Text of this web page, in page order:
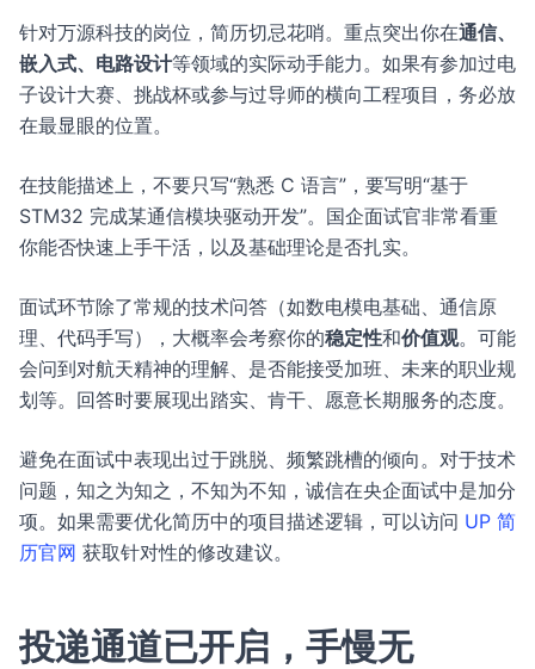
针对万源科技的岗位，简历切忌花哨。重点突出你在通信、
嵌入式、电路设计等领域的实际动手能力。如果有参加过电
子设计大赛、挑战杯或参与过导师的横向工程项目，务必放
在最显眼的位置。
在技能描述上，不要只写“熟悉 C 语言”，要写明“基于
STM32 完成某通信模块驱动开发”。国企面试官非常看重
你能否快速上手干活，以及基础理论是否扎实。
面试环节除了常规的技术问答（如数电模电基础、通信原
理、代码手写），大概率会考察你的稳定性和价值观。可能
会问到对航天精神的理解、是否能接受加班、未来的职业规
划等。回答时要展现出踏实、肯干、愿意长期服务的态度。
避免在面试中表现出过于跳脱、频繁跳槽的倾向。对于技术
问题，知之为知之，不知为不知，诚信在央企面试中是加分
项。如果需要优化简历中的项目描述逻辑，可以访问 UP 简
历官网 获取针对性的修改建议。
投递通道已开启，手慢无